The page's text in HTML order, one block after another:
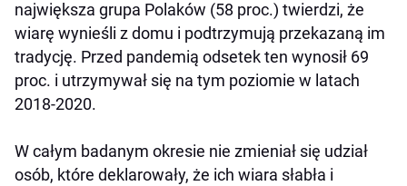
największa grupa Polaków (58 proc.) twierdzi, że
wiarę wynieśli z domu i podtrzymują przekazaną im
tradycję. Przed pandemią odsetek ten wynosił 69
proc. i utrzymywał się na tym poziomie w latach
2018-2020.
W całym badanym okresie nie zmieniał się udział
osób, które deklarowały, że ich wiara słabła i